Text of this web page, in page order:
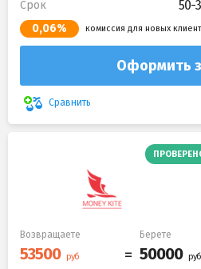
Срок 50-
0,06% комиссия для новых
Оформить
Сравнить
Возвращаете Берете